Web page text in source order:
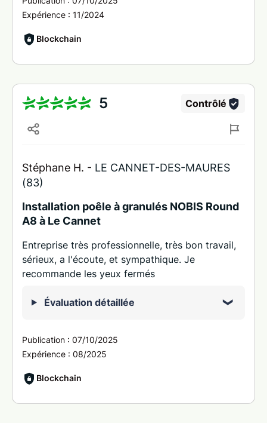
Expérience : 11/2024
Blockchain
5 Contrôlé
Stéphane H. - LE CANNET-DES-MAURES
(83)
Installation poêle à granulés NOBIS Round
A8 à Le Cannet
Entreprise très professionnelle, très bon travail,
sérieux, a l'écoute, et sympathique. Je
recommande les yeux fermés
Évaluation détaillée
Publication : 07/10/2025
Expérience : 08/2025
Blockchain